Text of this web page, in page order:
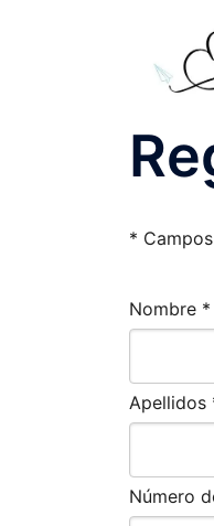
*
Nombre *
Apellidos
Número